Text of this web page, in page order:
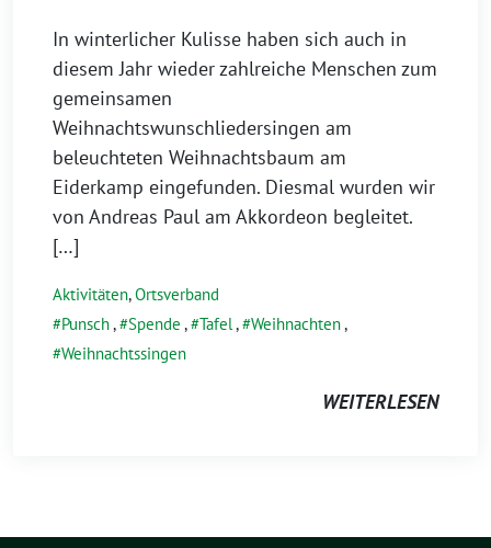
In winterlicher Kulisse haben sich auch in
diesem Jahr wieder zahlreiche Menschen zum
gemeinsamen
Weihnachtswunschliedersingen am
beleuchteten Weihnachtsbaum am
Eiderkamp eingefunden. Diesmal wurden wir
von Andreas Paul am Akkordeon begleitet.
[…]
Aktivitäten,Ortsverband
Punsch, Spende , Tafel, Weihnachten,
Weihnachtssingen
WEITERLESEN